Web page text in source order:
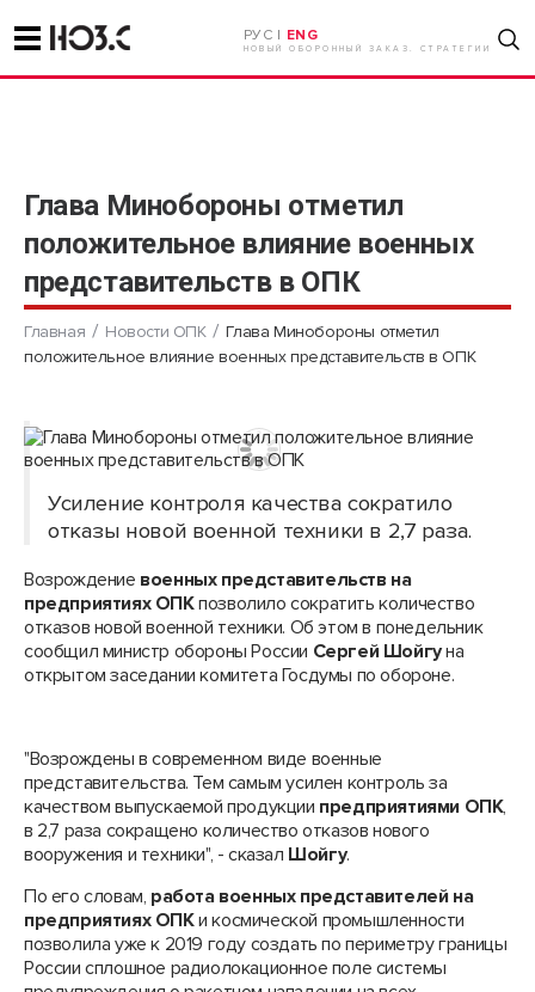
РУС | ENG
НОВЫЙ ОБОРОННЫЙ ЗАКАЗ. СТРАТЕГИИ
Глава Минобороны отметил
положительное влияние военных
представительств в ОПК
Главная Новости ОПК
Глава Минобороны отметил
положительное влияние военных представительств в ОПК
Усиление контроля качества сократило
отказы новой военной техники в 2,7 раза.
Возрождение военных представительств на
предприятиях ОПКпозволило сократить количество
отказов новой военной техники. Об этом в понедельник
сообщил министр обороны России Сергей Шойгуна
открытом заседании комитета Госдумы по обороне.
"Возрождены в современном виде военные
представительства. Тем самым усилен контроль за
качеством выпускаемой продукции предприятиями ОПК,
в 2,7 раза сокращено количество отказов нового
вооружения и техники", - сказал Шойгу.
По его словам, работа военных представителей на
предприятиях ОПКи космической промышленности
позволила уже к 2019 году создать по периметру границы
России сплошное радиолокационное поле системы